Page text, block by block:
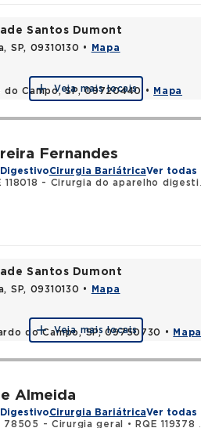
Santos Dumont
SP, 09310130 • Mapa
do Campo, SP, 09720440 • Mapa
Veja mais locais
Fernandes
Cirurgia BariátricaVer todas
118018 - Cirurgia do aparelho digestivo
Santos Dumont
SP, 09310130 • Mapa
do Campo, SP, 09750730 • Mapa
Veja mais locais
Almeida
Cirurgia BariátricaVer todas
78505 - Cirurgia geral • RQE 119378 - Cirurgia do aparelho digestivo